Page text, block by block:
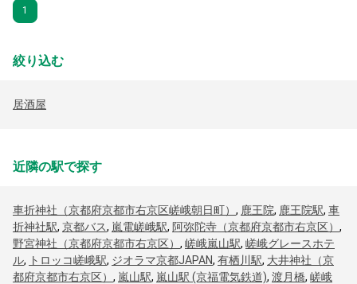
1
絞り込む
居酒屋
近隣の駅で探す
車折神社（京都府京都市右京区嵯峨朝日町） , 鹿王院, 鹿王院駅, 車
折神社駅, 京都バス, 嵐電嵯峨駅, 阿弥陀寺（京都府京都市右京区） ,
野宮神社（京都府京都市右京区） , 嵯峨嵐山駅, 嵯峨グレースホテ
ル, トロッコ嵯峨駅, ジオラマ京都JAPAN, 有栖川駅, 大井神社（京
都府京都市右京区） , 嵐山駅, 嵐山駅 (京福電気鉄道), 渡月橋, 嵯峨